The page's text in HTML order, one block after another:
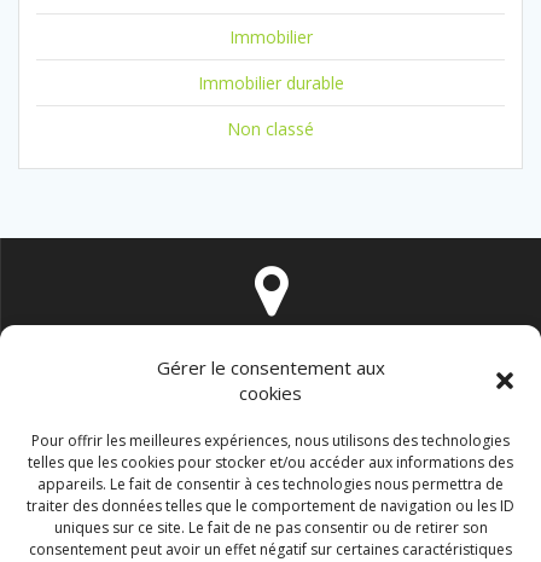
Gérer le consentement aux
cookies
Pour offrir les meilleures expériences, nous utilisons des technologies
telles que les cookies pour stocker et/ou accéder aux informations des
appareils. Le fait de consentir à ces technologies nous permettra de
traiter des données telles que le comportement de navigation ou les ID
uniques sur ce site. Le fait de ne pas consentir ou de retirer son
consentement peut avoir un effet négatif sur certaines caractéristiques
Immobilier
Immobilier durable
Non classé
16 rue de Vintimille 75009 PARIS
contact@immo-durable.fr